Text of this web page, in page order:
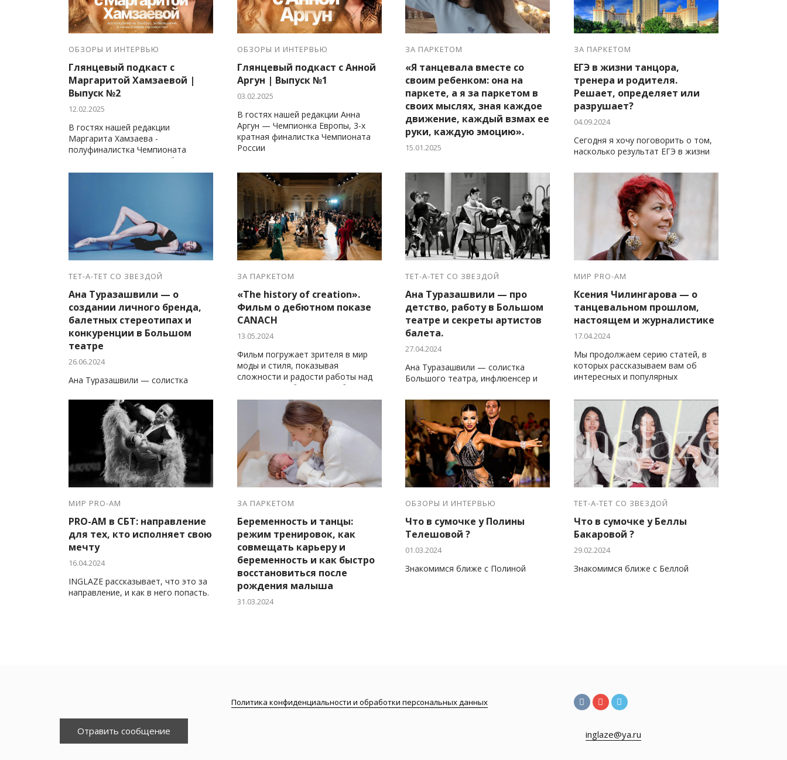
ОБЗОРЫ И ИНТЕРВЬЮ
Глянцевый подкаст с
Маргаритой Хамзаевой |
Выпуск №2
12.02.2025
В гостях нашей редакции
Маргарита Хамзаева -
полуфиналистка Чемпионата
России, молодая мама и блогер с
лёгким и душевным подходом к
ОБЗОРЫ И ИНТЕРВЬЮ
Глянцевый подкаст с Анной
Аргун | Выпуск №1
03.02.2025
В гостях нашей редакции Анна
Аргун — Чемпионка Европы, 3-х
кратная финалистка Чемпионата
России
ЗА ПАРКЕТОМ
«Я танцевала вместе со
своим ребенком: она на
паркете, а я за паркетом в
своих мыслях, зная каждое
движение, каждый взмах ее
руки, каждую эмоцию».
15.01.2025
Честный монолог
Елены Ивановой,
мамы Саюли, про
чувства родителей,
чьи дети заканчивают
спортивную карьеру.
ЗА ПАРКЕТОМ
ЕГЭ в жизни танцора,
тренера и родителя.
Решает, определяет или
разрушает?
04.09.2024
Сегодня я хочу поговорить о том,
насколько результат ЕГЭ в жизни
дальнейшую судьбу.
ТЕТ-А-ТЕТ СО ЗВЕЗДОЙ
Ана Туразашвили — о
создании личного бренда,
балетных стереотипах и
конкуренции в Большом
театре
26.06.2024
Ана Туразашвили — солистка
приглашенное лицо многих
брендов.
ЗА ПАРКЕТОМ
«The history of creation».
Фильм о дебютном показе
CANACH
13.05.2024
Фильм погружает зрителя в мир
моды и стиля, показывая
сложности и радости работы над
созданием собственного бренда
ТЕТ-А-ТЕТ СО ЗВЕЗДОЙ
Ана Туразашвили — про
детство, работу в Большом
театре и секреты артистов
балета.
27.04.2024
Ана Туразашвили — солистка
Большого театра, инфлюенсер и
брендов.
МИР PRO-AM
Ксения Чилингарова — о
танцевальном прошлом,
настоящем и журналистике
17.04.2024
Мы продолжаем серию статей, в
которых рассказываем вам об
интересных и популярных
МИР PRO-AM
PRO-AM в СБТ: направление
для тех, кто исполняет свою
мечту
16.04.2024
INGLAZE рассказывает, что это за
направление, и как в него попасть.
ЗА ПАРКЕТОМ
Беременность и танцы:
режим тренировок, как
совмещать карьеру и
беременность и как быстро
восстановиться после
рождения малыша
31.03.2024
ОБЗОРЫ И ИНТЕРВЬЮ
Что в сумочке у Полины
Телешовой ?
01.03.2024
Знакомимся ближе с Полиной
ТЕТ-А-ТЕТ СО ЗВЕЗДОЙ
Что в сумочке у Беллы
Бакаровой ?
29.02.2024
Знакомимся ближе с Беллой
Отравить сообщение
Политика конфиденциальности и обработки персональных данных
inglaze@ya.ru